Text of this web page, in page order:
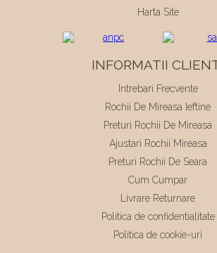
Harta Site
INFORMATII
Intrebari Frecvente
Rochii De Mireasa Ieftine
Preturi Rochii De Mireasa
Ajustari Rochii Mireasa
Preturi Rochii De Seara
Cum Cumpar
Livrare Returnare
Politica de confidentialitate
Politica de cookie-uri